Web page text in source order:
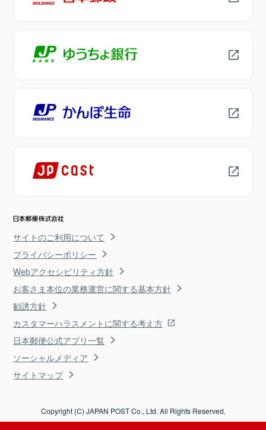
サイトのご利用について
プライバシーポリシー
Webアクセシビリティ方針
お客さま本位の業務運営に関する基本方針
勧誘方針
カスタマーハラスメントに関する考え方
日本郵便公式アプリ一覧
ソーシャルメディア
サイトマップ
Copyright (C) JAPAN POST Co., Ltd. All Rights Reserved.